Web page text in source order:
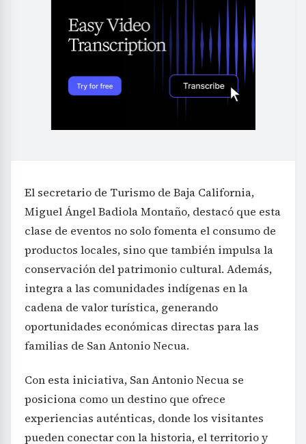
El secretario de Turismo de Baja California,
Miguel Ángel Badiola Montaño, destacó que esta
clase de eventos no solo fomenta el consumo de
productos locales, sino que también impulsa la
conservación del patrimonio cultural. Además,
integra a las comunidades indígenas en la
cadena de valor turística, generando
oportunidades económicas directas para las
familias de San Antonio Necua.
Con esta iniciativa, San Antonio Necua se
posiciona como un destino que ofrece
experiencias auténticas, donde los visitantes
pueden conectar con la historia, el territorio y